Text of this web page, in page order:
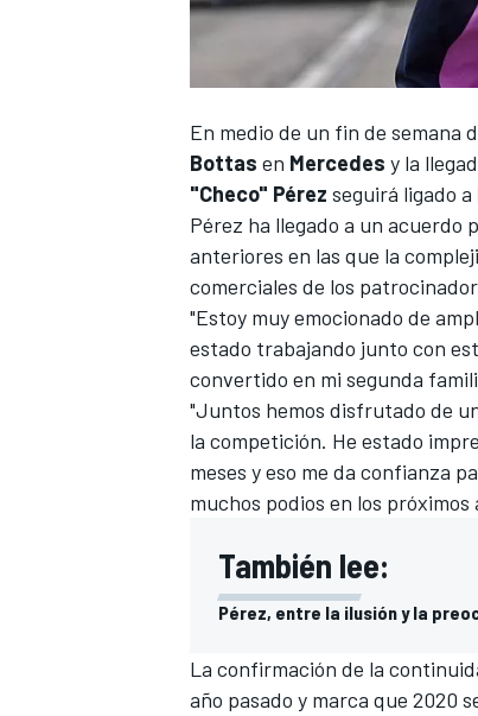
NASCAR CUP
FÓRMULA E
En medio de un fin de semana
Bottas en Mercedes y la
"Checo" Pérez seguirá ligado a
Pérez ha llegado a un acuerdo
anteriores en las que la
comerciales de los
"Estoy muy emocionado de
estado trabajando junto con
convertido en mi segunda
"Juntos hemos disfrutado de
la competición. He estado
meses y eso me da confianza
muchos podios en los próximos
También lee:
Pérez, entre la ilusión y la
La confirmación de la
año pasado y marca que 2020